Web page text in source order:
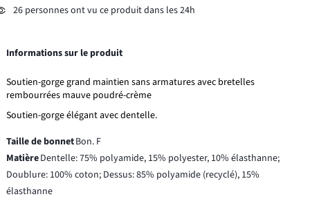
26 personnes ont vu ce produit dans les 24h
Informations sur le produit
Soutien-gorge grand maintien sans armatures avec bretelles
rembourrées mauve poudré-crème
Soutien-gorge élégant avec dentelle.
Taille de bonnetBon. F
MatièreDentelle: 75% polyamide, 15% polyester, 10% élasthanne;
Doublure: 100% coton; Dessus: 85% polyamide (recyclé), 15%
élasthanne